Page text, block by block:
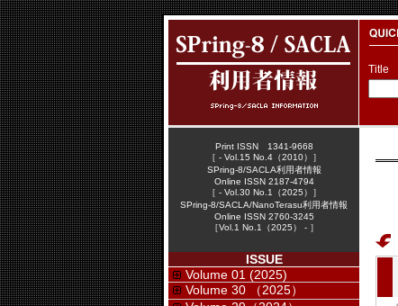
Title
Print ISSN 1341-9668
［ - Vol.15 No.4（2010）］
SPring-8/SACLA利用者情報
Online ISSN 2187-4794
［ - Vol.30 No.1（2025）］
SPring-8/SACLA/NanoTerasu利用者情報
Online ISSN 2760-3245
［Vol.1 No.1（2025） - ］
ISSUE
Volume 01 (2025)
Volume 30 （2025）